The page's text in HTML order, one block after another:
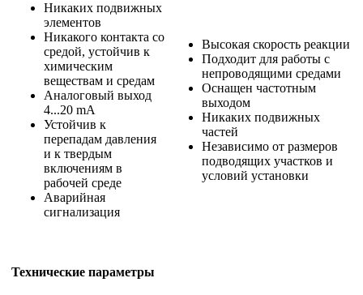
Никаких подвижных
элементов
Никакого контакта со
средой, устойчив к
химическим
веществам и средам
Аналоговый выход
4...20 mA
Устойчив к
перепадам давления
и к твердым
включениям в
рабочей среде
Аварийная
сигнализация
Высокая скорость реакции
Подходит для работы с
непроводящими средами
Оснащен частотным
выходом
Никаких подвижных
частей
Независимо от размеров
подводящих участков и
условий установки
Технические параметры